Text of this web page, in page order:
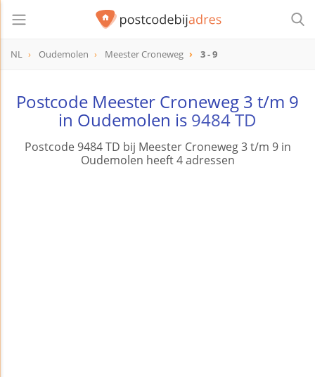
NL Oudemolen Meester Croneweg 3 - 9
Postcode Meester Croneweg 3 t/m 9
in Oudemolen is 9484 TD
Postcode 9484 TD bij Meester Croneweg 3 t/m 9 in
Oudemolen heeft 4 adressen